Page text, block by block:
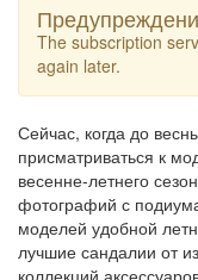
The subscription
again later.
Сейчас, когда до
присматриваться к
весенне-летнего
фотографий с
моделей удобной
лучшие сандалии от